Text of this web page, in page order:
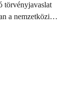
törvényjavaslat
a nemzetközi
hiszen a külföldi
a vizeink, a